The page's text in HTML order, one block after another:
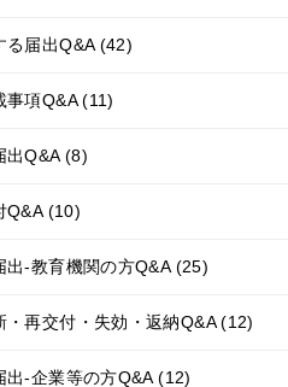
る届出Q&A (42)
事項Q&A (11)
出Q&A (8)
Q&A (10)
出-教育機関の方Q&A (25)
・再交付・失効・返納Q&A (12)
出-企業等の方Q&A (12)